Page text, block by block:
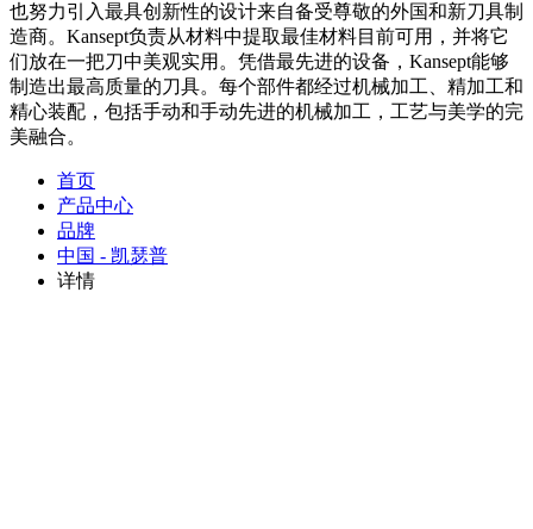
也努力引入最具创新性的设计来自备受尊敬的外国和新刀具制
造商。Kansept负责从材料中提取最佳材料目前可用，并将它
们放在一把刀中美观实用。凭借最先进的设备，Kansept能够
制造出最高质量的刀具。每个部件都经过机械加工、精加工和
精心装配，包括手动和手动先进的机械加工，工艺与美学的完
美融合。
首页
产品中心
品牌
中国 - 凯瑟普
详情